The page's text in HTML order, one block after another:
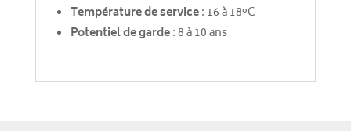
Température de service: 16 à 18°C
Potentiel de garde: 8 à 10 ans